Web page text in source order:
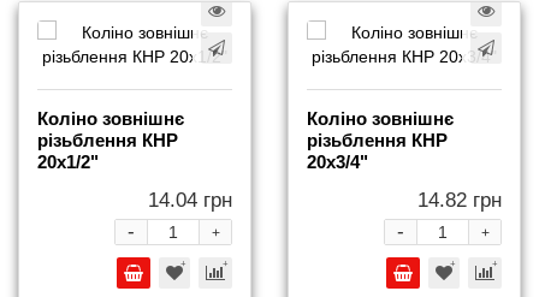
Коліно зовнішнє
різьблення КНР
20x1/2"
14.04 грн
+
-
Коліно зовнішнє
різьблення КНР
20x3/4"
14.82 грн
+
-